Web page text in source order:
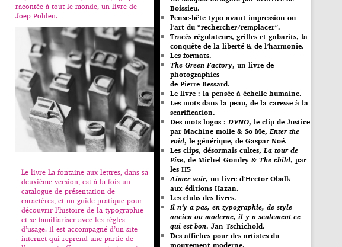
racontée à tout le monde, un livre de
Joep Pohlen.
Le livre La fontaine aux lettres, dans sa
deuxième version, est à la fois un
catalogue de présentation de
caractères, et un guide pratique pour
découvrir l’histoire de la typographie
et se familiariser avec les règles
d’usage. Il est accompagné d’un site
internet qui reprend une partie de
Boissieu.
Pense-bête typo avant impression ou
l’art du “rechercher/remplacer”.
Tracés régulateurs, grilles et gabarits, la
conquête de la liberté & de l’harmonie.
Les formats.
The Green Factory, un livre de
photographies
de Pierre Bessard.
Le livre : la pensée à échelle humaine.
Les mots dans la peau, de la caresse à la
scarification.
Des mots logos :DVNO, le clip de Justice
par Machine molle & So Me,Enter the
void, le générique, de Gaspar Noé.
Les clips, désormais cultes,La tour de
Pise, de Michel Gondry & The child, par
les H5
Aimer voir, un livre d’Hector Obalk
aux éditions Hazan.
Les clubs des livres.
Il n’y a pas, en typographie, de style
ancien ou moderne, il y a seulement ce
qui est bon. Jan Tschichold.
Des affiches pour des artistes du